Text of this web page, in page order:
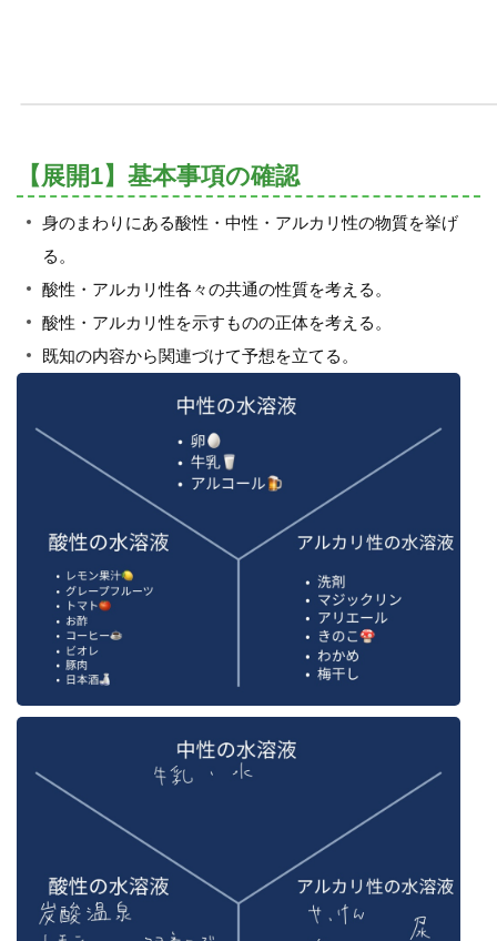
【展開1】基本事項の確認
身のまわりにある酸性・中性・アルカリ性の物質を挙げ
る。
酸性・アルカリ性各々の共通の性質を考える。
酸性・アルカリ性を示すものの正体を考える。
既知の内容から関連づけて予想を立てる。